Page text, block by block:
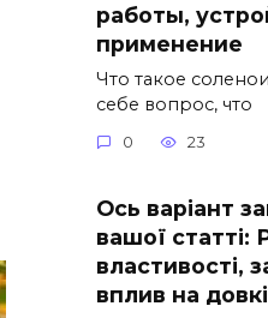
работы,
применение
Что такое
себе вопрос, что
0 23
Ось варіант
вашої статті:
властивості,
вплив на